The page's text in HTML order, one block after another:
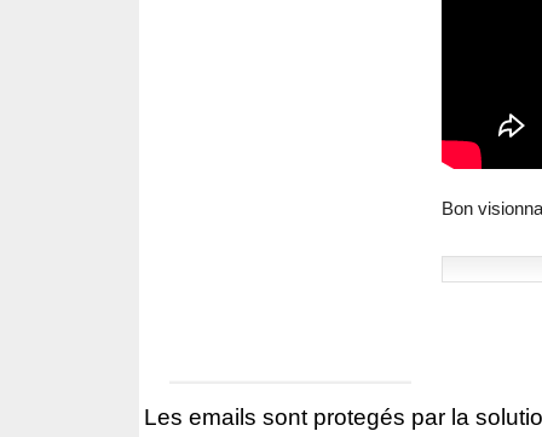
Bon
Les emails sont protegés par la